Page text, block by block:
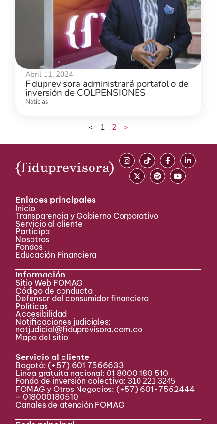
Abril 11, 2024
Fiduprevisora administrará portafolio de
inversión de COLPENSIONES
Noticias
< 1 2 >
Enlaces principales
Inicio
Transparencia y Gobierno Corporativo
Servicio al cliente
Participa ​
Nosotros
Fondos
Educación Financiera
Información
Sitio Web FOMAG
Código de conducta
Defensor del consumidor financiero
Políticas
Accesibilidad
Notificaciones judiciales:
notjudicial@fiduprevisora.com.co
Mapa del sitio
Servicio al cliente
Bogotá: (+57) 601 7566633
Línea gratuita nacional: 01 8000 180 510
Fondo de inversión colectiva:310 221 3245
FOMAG y Otros Negocios: (+57) 601-7562444
– 018000180510
Canales de atención FOMAG